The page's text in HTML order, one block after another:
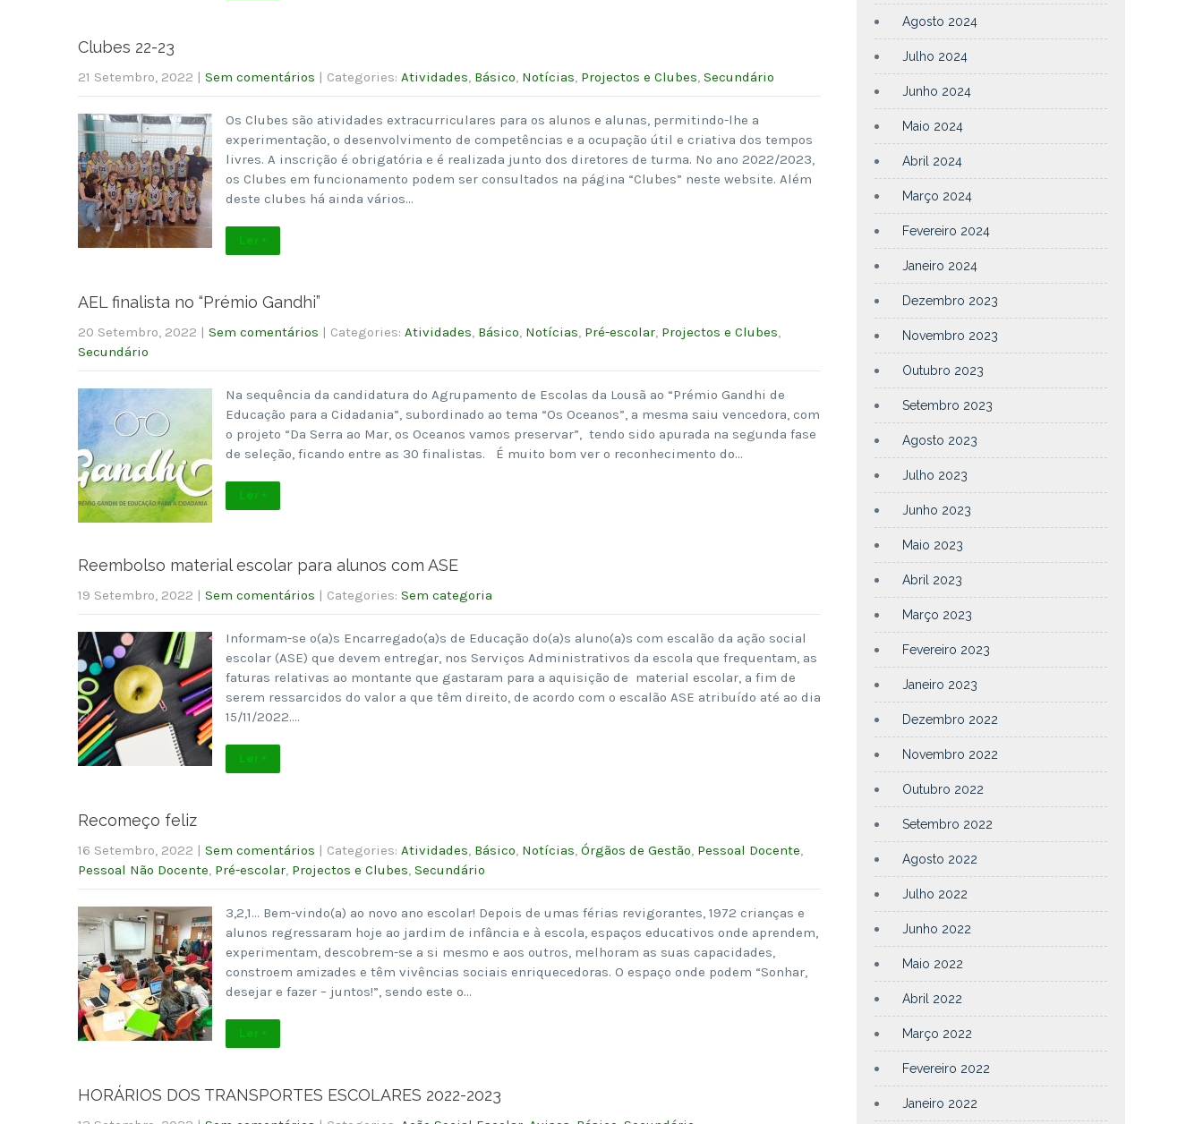
Clubes 22-23
21 Setembro, 2022 | Sem comentários | Categories: Atividades, Básico, Notícias, Projectos e Clubes, Secundário
Os Clubes são atividades extracurriculares para os alunos e alunas, permitindo-lhe a
experimentação, o desenvolvimento de competências e a ocupação útil e criativa dos tempos
livres. A inscrição é obrigatória e é realizada junto dos diretores de turma. No ano 2022/2023,
os Clubes em funcionamento podem ser consultados na página “Clubes” neste website. Além
deste clubes há ainda vários…
Ler +
AEL finalista no “Prémio Gandhi”
20 Setembro, 2022 | Sem comentários | Categories: Atividades, Básico, Notícias, Pré-escolar, Projectos e Clubes,
Secundário
Na sequência da candidatura do Agrupamento de Escolas da Lousã ao “Prémio Gandhi de
Educação para a Cidadania”, subordinado ao tema “Os Oceanos”, a mesma saiu vencedora, com
o projeto “Da Serra ao Mar, os Oceanos vamos preservar”, tendo sido apurada na segunda fase
de seleção, ficando entre as 30 finalistas. É muito bom ver o reconhecimento do…
Ler +
Reembolso material escolar para alunos com ASE
19 Setembro, 2022 | Sem comentários | Categories: Sem categoria
Informam-se o(a)s Encarregado(a)s de Educação do(a)s aluno(a)s com escalão da ação social
escolar (ASE) que devem entregar, nos Serviços Administrativos da escola que frequentam, as
faturas relativas ao montante que gastaram para a aquisição de material escolar, a fim de
serem ressarcidos do valor a que têm direito, de acordo com o escalão ASE atribuído até ao dia
15/11/2022….
Ler +
Recomeço feliz
16 Setembro, 2022 | Sem comentários | Categories: Atividades, Básico, Notícias, Órgãos de Gestão, Pessoal Docente,
Pessoal Não Docente, Pré-escolar, Projectos e Clubes, Secundário
3,2,1… Bem-vindo(a) ao novo ano escolar! Depois de umas férias revigorantes, 1972 crianças e
alunos regressaram hoje ao jardim de infância e à escola, espaços educativos onde aprendem,
experimentam, descobrem-se a si mesmo e aos outros, melhoram as suas capacidades,
constroem amizades e têm vivências sociais enriquecedoras. O espaço onde podem “Sonhar,
desejar e fazer – juntos!”, sendo este o…
Ler +
HORÁRIOS DOS TRANSPORTES ESCOLARES 2022-2023
Agosto 2024
Julho 2024
Junho 2024
Maio 2024
Abril 2024
Março 2024
Fevereiro 2024
Janeiro 2024
Dezembro 2023
Novembro 2023
Outubro 2023
Setembro 2023
Agosto 2023
Julho 2023
Junho 2023
Maio 2023
Abril 2023
Março 2023
Fevereiro 2023
Janeiro 2023
Dezembro 2022
Novembro 2022
Outubro 2022
Setembro 2022
Agosto 2022
Julho 2022
Junho 2022
Maio 2022
Abril 2022
Março 2022
Fevereiro 2022
Janeiro 2022